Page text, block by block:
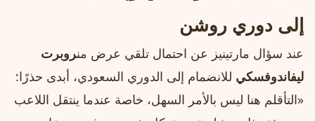
إلى دوري روشن
عند سؤال مارتينيز عن احتمال تلقي عرض منروبرت
ليفاندوفسكي للانضمام إلى الدوري السعودي، أبدى حذرًا:
«التأقلم هنا ليس بالأمر السهل، خاصة عندما ينتقل اللاعب